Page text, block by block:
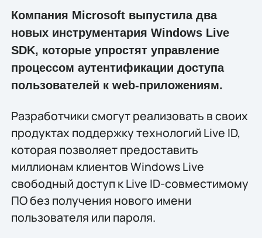
Компания Microsoft выпустила два
новых инструментария Windows Live
SDK, которые упростят управление
процессом аутентификации доступа
пользователей к web-приложениям.
Разработчики смогут реализовать в своих
продуктах поддержку технологий Live ID,
которая позволяет предоставить
миллионам клиентов Windows Live
свободный доступ к Live ID-совместимому
ПО без получения нового имени
пользователя или пароля.